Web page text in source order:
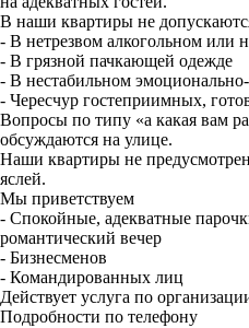
В наши квартиры не
- В нетрезвом алкогольном или
- В грязной пачкающей одежде
- В нестабильном
- Чересчур гостеприимных,
Вопросы по типу «а какая вам
обсуждаются на улице.
Наши квартиры не
яслей.
Мы приветствуем
- Спокойные, адекватные
романтический вечер
- Бизнесменов
- Командированных лиц
Действует услуга по
Подробности по телефону